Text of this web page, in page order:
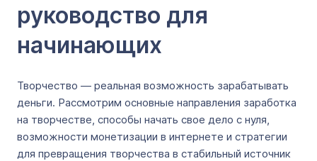
руководство для
начинающих
Творчество — реальная возможность зарабатывать
деньги. Рассмотрим основные направления заработка
на творчестве, способы начать свое дело с нуля,
возможности монетизации в интернете и стратегии
для превращения творчества в стабильный источник